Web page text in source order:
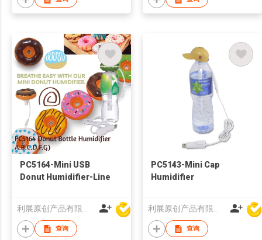
PC5164-Mini USB
Donut Humidifier-Line
利展原创产品有限公司
查询
PC5143-Mini Cap
Humidifier
利展原创产品有限公司
查询